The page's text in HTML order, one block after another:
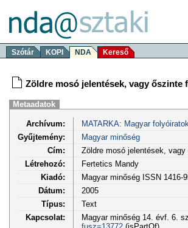
Szótár KOPI NDA Kereső
Zöldre mosó jelentések, vagy őszinte
Metaadatok
Archívum:
MATARKA: Magyar
Gyűjtemény:
Magyar minőség
Cím:
Zöldre mosó jelentések,
Létrehozó:
Fertetics Mandy
Kiadó:
Magyar minőség ISSN 1416-
Dátum:
2005
Típus:
Text
Kapcsolat:
Magyar minőség 14. évf. 6.